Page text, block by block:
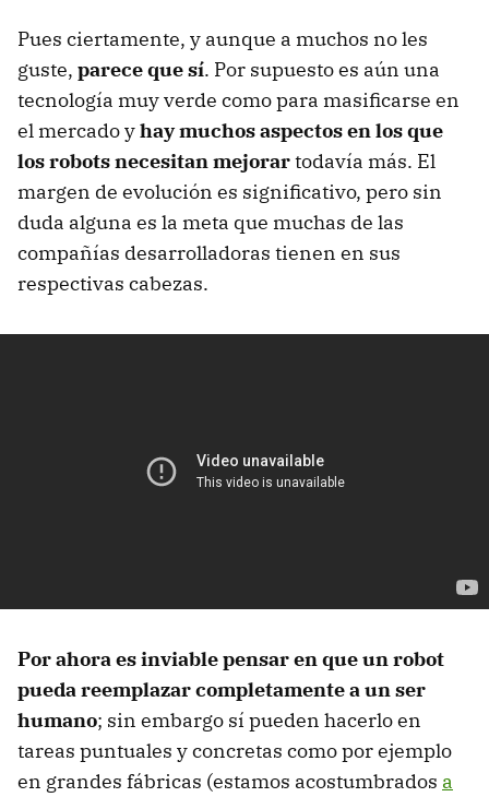
Pues ciertamente, y aunque a muchos no les
guste, parece que sí. Por supuesto es aún una
tecnología muy verde como para masificarse en
el mercado yhay muchos aspectos en los que
los robots necesitan mejorartodavía más. El
margen de evolución es significativo, pero sin
duda alguna es la meta que muchas de las
compañías desarrolladoras tienen en sus
respectivas cabezas.
Por ahora es inviable pensar en que un robot
pueda reemplazar completamente a un ser
humano; sin embargo sí pueden hacerlo en
tareas puntuales y concretas como por ejemplo
en grandes fábricas (estamos acostumbrados a